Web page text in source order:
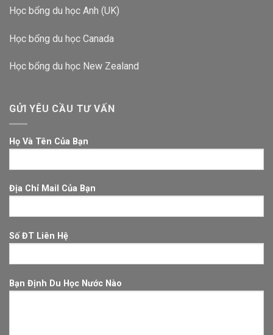
Học bổng du học Anh (UK)
Học bổng du học Canada
Học bổng du học New Zealand
GỬI YÊU CẦU TƯ VẤN
Họ Và Tên Của Bạn
Địa Chỉ Mail Của Bạn
Số ĐT Liên Hệ
Bạn Định Du Học Nước Nào